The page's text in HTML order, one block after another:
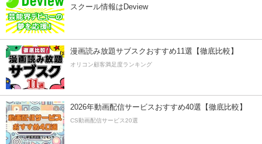
スクール情報はDeview
漫画読み放題サブスクおすすめ11選【徹底比較】
オリコン顧客満足度ランキング
2026年動画配信サービスおすすめ40選【徹底比較】
CS動画配信サービス20選